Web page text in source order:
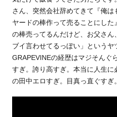
さん、突然会社辞めてきて『俺は
ヤードの棒作って売ることにし
の棒売ってるんだけど、お父さん
ブイ言わせてるっぽい」というヤ
GRAPEVINEの経歴はマジそんぐ
すぎ。誇り高すぎ。本当に人生
の田中エロすぎ。目真っ直ぐすぎ